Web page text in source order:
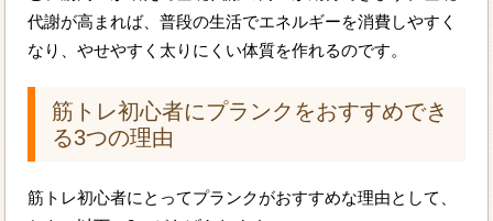
代謝が高まれば、普段の生活でエネルギーを消費しやすく
なり、やせやすく太りにくい体質を作れるのです。
筋トレ初心者にプランクをおすすめでき
る3つの理由
筋トレ初心者にとってプランクがおすすめな理由として、